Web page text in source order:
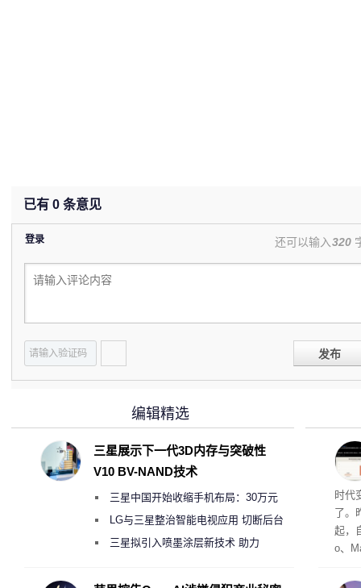
已有 0 条意见
登录 还可以输入320
发布
时代
了。
起，
o、
和
编辑精选
三星展示下一代3D内存与突破性
V10 BV-NAND技术
三星中国开始收缩手机布局：30万元
月销售额不达标门店 将被逐步清退
LG与三星整治智能电视应用 切断后台
偷偷共享带宽的违规行为
三星拟引入喷墨涂层新技术 助力